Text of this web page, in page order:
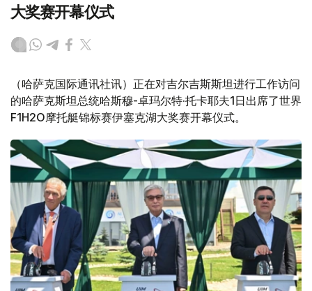
大奖赛开幕仪式
（哈萨克国际通讯社讯）正在对吉尔吉斯斯坦进行工作访问
的哈萨克斯坦总统哈斯穆-卓玛尔特·托卡耶夫1日出席了世界
F1H2O摩托艇锦标赛伊塞克湖大奖赛开幕仪式。